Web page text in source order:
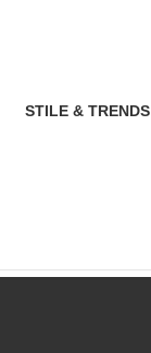
STILE & TRENDS